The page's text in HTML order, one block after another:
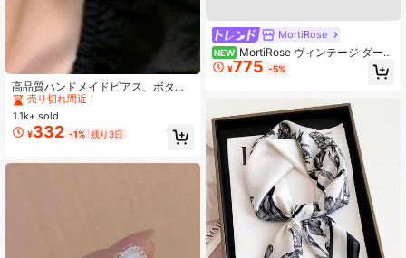
高品質ハンドメイドピアス、ボタン
型フェイクパールピアス、合成キュ
ービックジルコニア、低刺激性フェ
イクパールピアス、ブライダルウェ
ディング、レディース誕生日ギフト
#1 ベストセラー
シルバー ブライダルファッションイヤリング
売り切れ間近！
#1 ベストセラー
売り切れ間近！
#1 ベストセラー
売り切れ間近！
#1 ベストセラー
1.1k+ sold
¥332 -1% 残り3日
MortiRose
NEW MortiRose ヴィンテージ ダーク
ゴシック クロス ラブ ピン パンク パ
ーソナライズ ピアス
¥775 -5%